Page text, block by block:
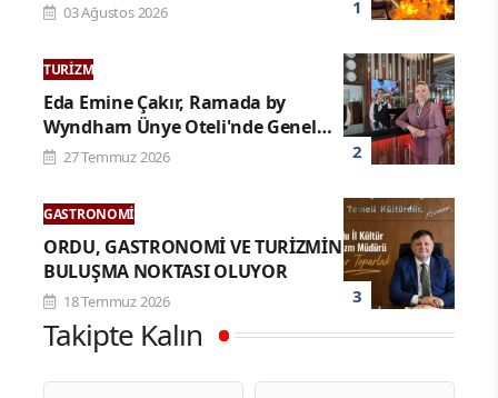
YÖRESEL LEZZETLE REKOR
03 Ağustos 2026
TURIZM
Eda Emine Çakır, Ramada by
Wyndham Ünye Oteli'nde Genel
Müdür Olarak Göreve Başladı
27 Temmuz 2026
GASTRONOMI
ORDU, GASTRONOMİ VE TURİZMİN
BULUŞMA NOKTASI OLUYOR
18 Temmuz 2026
Takipte Kalın